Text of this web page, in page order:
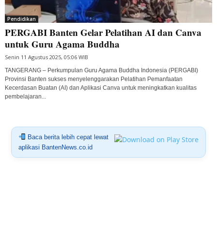
Pendidikan
PERGABI Banten Gelar Pelatihan AI dan Canva
untuk Guru Agama Buddha
Senin 11 Agustus 2025, 05:06 WIB
TANGERANG – Perkumpulan Guru Agama Buddha Indonesia (PERGABI)
Provinsi Banten sukses menyelenggarakan Pelatihan Pemanfaatan
Kecerdasan Buatan (AI) dan Aplikasi Canva untuk meningkatkan kualitas
pembelajaran...
Baca berita lebih cepat lewat
aplikasi BantenNews.co.id